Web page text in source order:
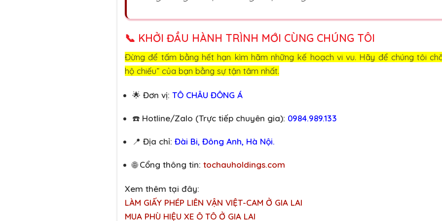
📞 KHỞI ĐẦU HÀNH TRÌNH MỚI CÙNG CHÚNG TÔI
Đừng để tấm bằng hết hạn kìm hãm những kế hoạch vi vu. Hãy để chúng tôi
hộ chiếu” của bạn bằng sự tận tâm nhất.
🌟 Đơn vị: TÔ CHÂU ĐÔNG Á
☎️ Hotline/Zalo (Trực tiếp chuyên gia): 0984.989.133
📍 Địa chỉ: Đài Bi, Đông Anh, Hà Nội.
🌐Cổng thông tin: tochauholdings.com
Xem thêm tại đây:
LÀM GIẤY PHÉP LIÊN VẬN VIỆT-CAM Ở GIA LAI
MUA PHÙ HIỆU XE Ô TÔ Ở GIA LAI